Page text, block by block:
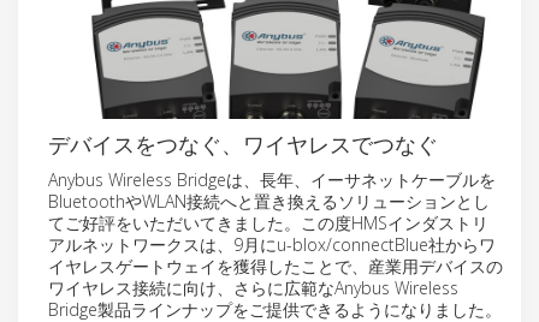
デバイスをつなぐ、ワイヤレスでつなぐ
Anybus Wireless Bridgeは、長年、イーサネットケーブルを
BluetoothやWLAN接続へと置き換えるソリューションとし
てご好評をいただいてきました。この度HMSインダストリ
アルネットワークスは、9月にu-blox/connectBlue社からワ
イヤレスゲートウェイを獲得したことで、産業用デバイスの
ワイヤレス接続に向け、さらに広範なAnybus Wireless
Bridge製品ラインナップをご提供できるようになりました。